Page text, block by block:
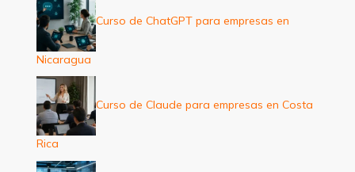
Curso de ChatGPT para empresas en
Nicaragua
Curso de Claude para empresas en Costa
Rica